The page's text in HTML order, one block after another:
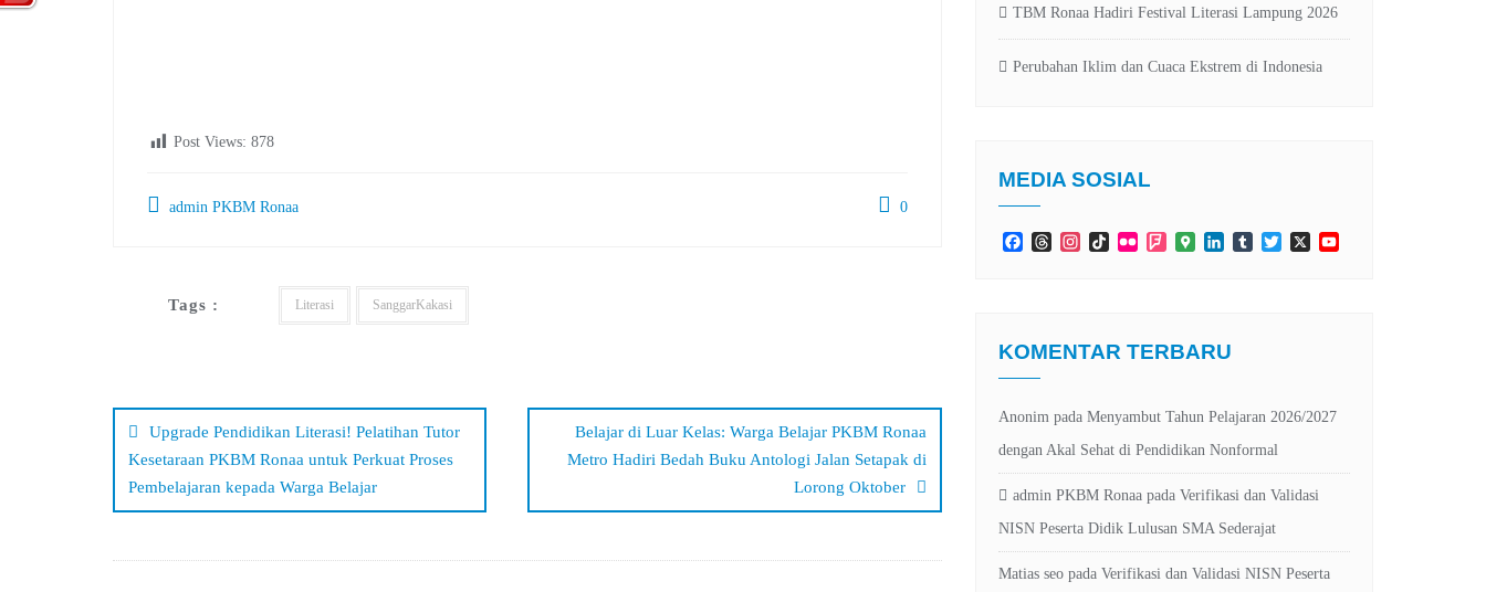
Post Views: 878
admin PKBM Ronaa 0
Tags : Literasi SanggarKakasi
Navigasi
pos
Upgrade Pendidikan Literasi! Pelatihan Tutor
Kesetaraan PKBM Ronaa untuk Perkuat Proses
Pembelajaran kepada Warga Belajar
Belajar di Luar Kelas: Warga Belajar PKBM Ronaa
Metro Hadiri Bedah Buku Antologi Jalan Setapak di
Lorong Oktober
TBM Ronaa Hadiri Festival Literasi Lampung 2026
Perubahan Iklim dan Cuaca Ekstrem di Indonesia
MEDIA SOSIAL
FacebookThreadsInstagramTikTokFlickr Foursquare
GoogleLinkedInTumblrTwitter
X
KOMENTAR TERBARU
Anonim pada Menyambut Tahun Pelajaran 2026/2027
dengan Akal Sehat di Pendidikan Nonformal
admin PKBM Ronaa pada Verifikasi dan Validasi
NISN Peserta Didik Lulusan SMA Sederajat
Matias seo pada Verifikasi dan Validasi NISN Peserta